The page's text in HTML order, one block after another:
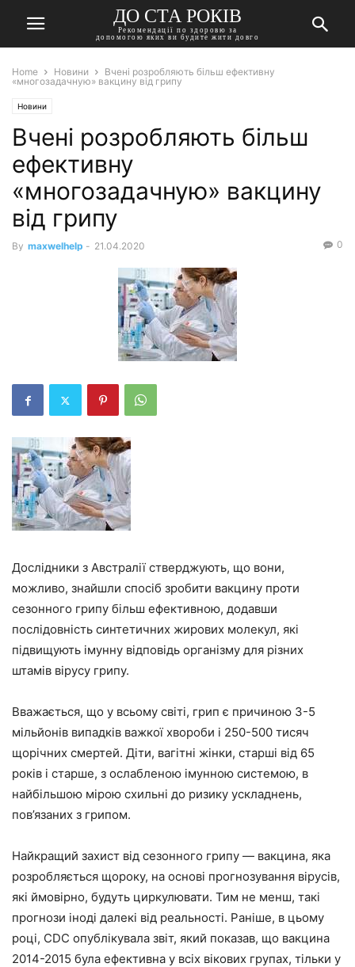
ДО СТА РОКІВ
Рекомендації по здоровю за
допомогою яких ви будите жити довго
Home Новини
Вчені розробляють більш ефективну
«многозадачную» вакцину від грипу
Новини
Вчені розробляють більш
ефективну
«многозадачную» вакцину
від грипу
By maxwelhelp - 21.04.2020 0
Дослідники з Австралії стверджують, що вони,
можливо, знайшли спосіб зробити вакцину проти
сезонного грипу більш ефективною, додавши
послідовність синтетичних жирових молекул, які
підвищують імунну відповідь організму для різних
штамів вірусу грипу.
Вважається, що у всьому світі, грип є причиною 3-5
мільйонів випадків важкої хвороби і 250-500 тисяч
щорічних смертей. Діти, вагітні жінки, старші від 65
років і старше, з ослабленою імунною системою, в
найбільшою мірою схильні до ризику ускладнень,
пов’язаних з грипом.
Найкращий захист від сезонного грипу — вакцина, яка
розробляється щороку, на основі прогнозування вірусів,
які ймовірно, будуть циркулювати. Тим не менш, такі
прогнози іноді далекі від реальності. Раніше, в цьому
році, CDC опублікувала звіт, який показав, що вакцина
2014-2015 була ефективна у всіх вікових групах, тільки у